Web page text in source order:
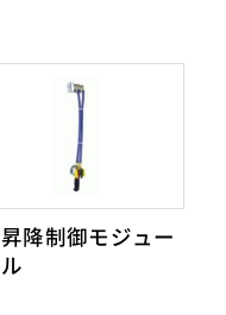
昇降制御モジュー
ル